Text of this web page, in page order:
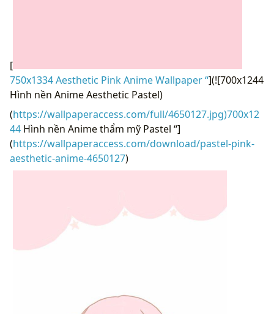
[
750x1334 Aesthetic Pink Anime Wallpaper “](![700x1244
Hình nền Anime Aesthetic Pastel)
(https://wallpaperaccess.com/full/4650127.jpg)700x12
44 Hình nền Anime thẩm mỹ Pastel “]
(https://wallpaperaccess.com/download/pastel-pink-
aesthetic-anime-4650127)